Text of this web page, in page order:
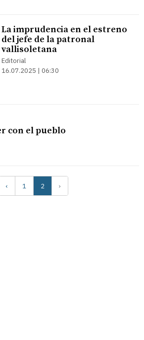
La imprudencia en el estreno
del jefe de la patronal
vallisoletana
Editorial
16.07.2025 | 06:30
con el pueblo
‹ 1 2 ›